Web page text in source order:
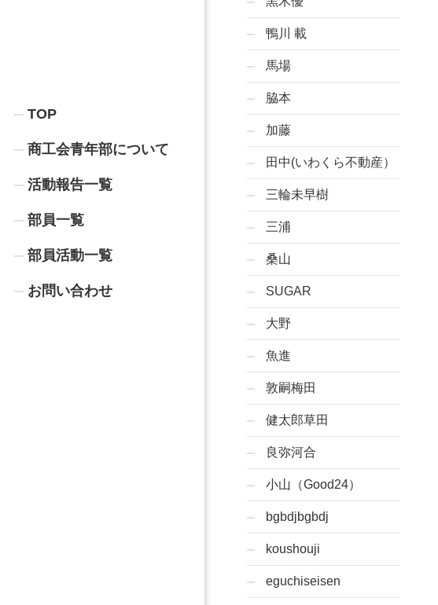
TOP
商工会青年部について
活動報告一覧
部員一覧
部員活動一覧
お問い合わせ
鴨川 載
馬場
脇本
加藤
田中(いわくら不動産）
三輪未早樹
三浦
桑山
SUGAR
大野
魚進
敦嗣梅田
健太郎草田
良弥河合
小山（Good24）
bgbdjbgbdj
koushouji
eguchiseisen